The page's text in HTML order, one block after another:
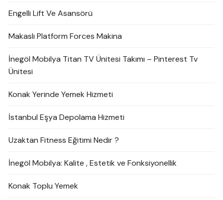
Engelli Lift Ve Asansörü
Makaslı Platform Forces Makina
İnegöl Mobilya Titan TV Ünitesi Takımı – Pinterest Tv
Ünitesi
Konak Yerinde Yemek Hizmeti
İstanbul Eşya Depolama Hizmeti
Uzaktan Fitness Eğitimi Nedir ?
İnegöl Mobilya: Kalite , Estetik ve Fonksiyonellik
Konak Toplu Yemek